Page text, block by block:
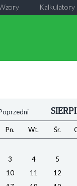
Kalkulatory
Pn. Wt. Śr.
3
4 5
10
11 12